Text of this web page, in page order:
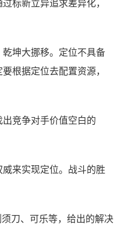
标新立异追求差异化，
坤大挪移。定位不具备
根据定位去配置资源，
竞争对手价值空白的
来实现定位。战斗的胜
刀、可乐等，给出的解决